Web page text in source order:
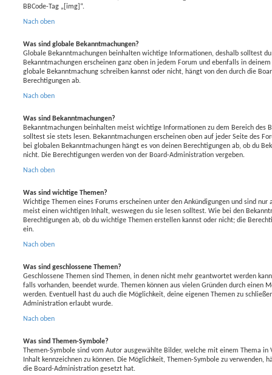
BBCode-Tag „[img]“.
Nach oben
Was sind globale Bekanntmachungen?
Globale Bekanntmachungen beinhalten wichtige Informationen, deshalb solltest
Bekanntmachungen erscheinen ganz oben in jedem Forum und ebenfalls in
globale Bekanntmachung schreiben kannst oder nicht, hängt von den durch die
Berechtigungen ab.
Nach oben
Was sind Bekanntmachungen?
Bekanntmachungen beinhalten meist wichtige Informationen zu dem Bereich des
solltest sie stets lesen. Bekanntmachungen erscheinen oben auf jeder Seite des
bei globalen Bekanntmachungen hängt es von deinen Berechtigungen ab, ob du
nicht. Die Berechtigungen werden von der Board-Administration vergeben.
Nach oben
Was sind wichtige Themen?
Wichtige Themen eines Forums erscheinen unter den Ankündigungen und sind nur
meist einen wichtigen Inhalt, weswegen du sie lesen solltest. Wie bei den
Berechtigungen ab, ob du wichtige Themen erstellen kannst oder nicht; die
ein.
Nach oben
Was sind geschlossene Themen?
Geschlossene Themen sind Themen, in denen nicht mehr geantwortet werden
falls vorhanden, beendet wurde. Themen können aus vielen Gründen durch einen
werden. Eventuell hast du auch die Möglichkeit, deine eigenen Themen zu
Administration erlaubt wurde.
Nach oben
Was sind Themen-Symbole?
Themen-Symbole sind vom Autor ausgewählte Bilder, welche mit einem Thema in
Inhalt kennzeichnen zu können. Die Möglichkeit, Themen-Symbole zu verwenden,
die Board-Administration gesetzt hat.